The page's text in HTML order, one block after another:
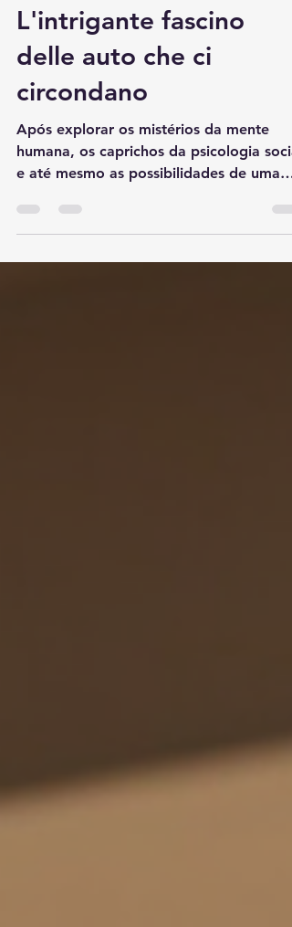
20 ago 2025
Tempo di lettura: 2 min
L'intrigante fascino
delle auto che ci
circondano
Após explorar os mistérios da mente
humana, os caprichos da psicologia
e até mesmo as possibilidades de uma